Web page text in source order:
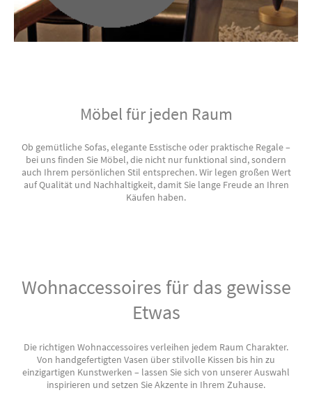
Möbel für jeden Raum
Ob gemütliche Sofas, elegante Esstische oder praktische Regale –
bei uns finden Sie Möbel, die nicht nur funktional sind, sondern
auch Ihrem persönlichen Stil entsprechen. Wir legen großen Wert
auf Qualität und Nachhaltigkeit, damit Sie lange Freude an Ihren
Käufen haben.
Wohnaccessoires für das gewisse
Etwas
Die richtigen Wohnaccessoires verleihen jedem Raum Charakter.
Von handgefertigten Vasen über stilvolle Kissen bis hin zu
einzigartigen Kunstwerken – lassen Sie sich von unserer Auswahl
inspirieren und setzen Sie Akzente in Ihrem Zuhause.